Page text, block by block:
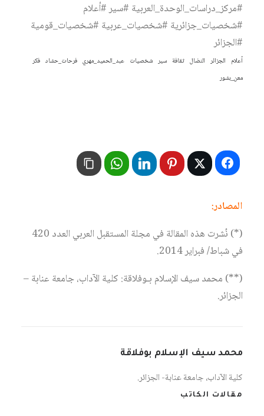
#مركز_دراسات_الوحدة_العربية #سير #أعلام
#شخصيات_جزائرية #شخصيات_عربية #شخصيات_قومية
#الجزائر
أعلام الجزائر النضال ثقافة سير شخصيات عبد_الحميد_مهري فرحات_حشاد فكر
معن_بشور
المصادر:
(*) نُشرت هذه المقالة في مجلة المستقبل العربي العدد 420
في شباط/ فبراير 2014.
(**) محمد سيف الإسلام بـوفلاقة: كلية الآداب، جامعة عنابة –
الجزائر.
محمد سيف الإسلام بوفلاقة
كلية الآداب، جامعة عنابة- الجزائر.
مقالات الكاتب